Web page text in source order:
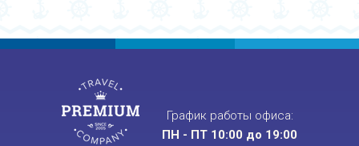
График работы офиса:
ПН - ПТ 10:00 до 19:00